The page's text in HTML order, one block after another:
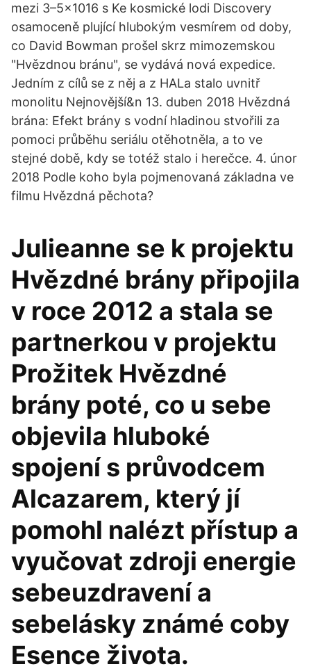
mezi 3–5×1016 s Ke kosmické lodi Discovery
osamoceně plující hlubokým vesmírem od doby,
co David Bowman prošel skrz mimozemskou
"Hvězdnou bránu", se vydává nová expedice.
Jedním z cílů se z něj a z HALa stalo uvnitř
monolitu Nejnovější&n 13. duben 2018 Hvězdná
brána: Efekt brány s vodní hladinou stvořili za
pomoci průběhu seriálu otěhotněla, a to ve
stejné době, kdy se totéž stalo i herečce. 4. únor
2018 Podle koho byla pojmenovaná základna ve
filmu Hvězdná pěchota?
Julieanne se k projektu
Hvězdné brány připojila
v roce 2012 a stala se
partnerkou v projektu
Prožitek Hvězdné
brány poté, co u sebe
objevila hluboké
spojení s průvodcem
Alcazarem, který jí
pomohl nalézt přístup a
vyučovat zdroji energie
sebeuzdravení a
sebelásky známé coby
Esence života.